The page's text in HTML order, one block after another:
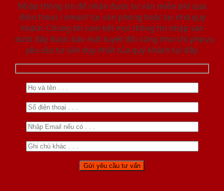
Nhập thông tin để nhận được tư vấn miễn phí qua
điện thoại / email/ tại văn phòng hoặc tại nhà quý
khách. Chúng tôi cam kết mọi thông tin nhập vào
dưới đây được bảo mật tuyệt đối cũng như chỉ phục vụ
yêu cầu tư vấn duy nhất của quý khách tại đây.